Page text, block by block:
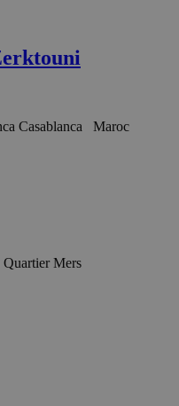
Casablanca Maroc
Quartier Mers